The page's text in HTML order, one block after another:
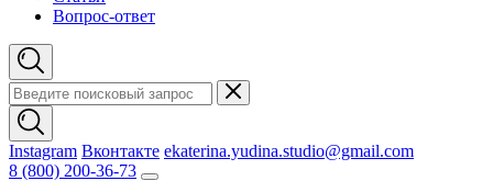
Вопрос-ответ
Instagram Вконтакте ekaterina.yudina.studio@gmail.com
8 (800) 200-36-73